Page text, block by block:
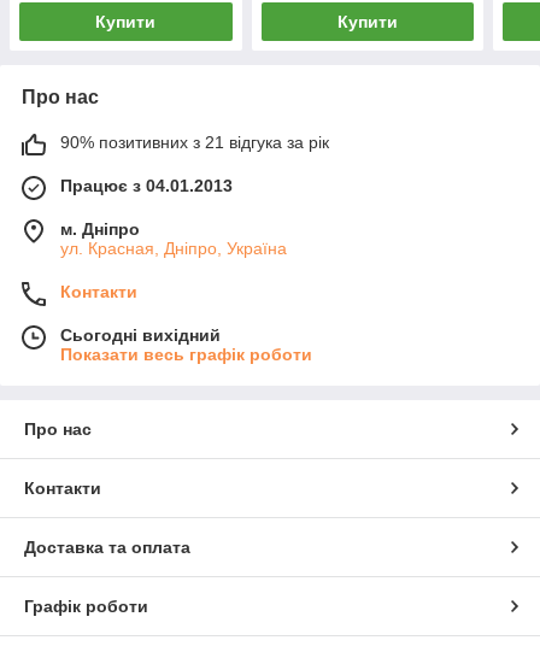
Купити Купити
Про нас
90% позитивних з 21 відгука за рік
Працює з 04.01.2013
м. Дніпро
ул. Красная, Дніпро, Україна
Контакти
Сьогодні вихідний
Показати весь графік роботи
Про нас
Контакти
Доставка та оплата
Графік роботи